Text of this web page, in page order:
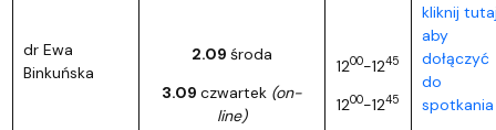
dr Ewa
Binkuńska
2.09 środa
3.09 czwartek (on-
line)
1200-1245
1200-1245
kliknij
aby
dołączyć
do
spotkania